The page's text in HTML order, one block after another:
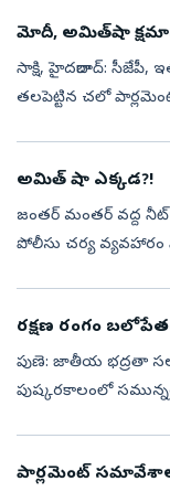
మోదీ, అమిత్‌‌షా
సాక్షి, హైదరాబాద్‌: సీజేపీ,
తలపెట్టిన చలో
అమిత్‌ షా ఎక్కడ?!
జంతర్‌ మంతర్‌ వద్ద
పోలీసు చర్య వ్యవహారం
రక్షణ రంగం
పుణె: జాతీయ భద్రతా
పుష్కరకాలంలో
పార్లమెంట్‌